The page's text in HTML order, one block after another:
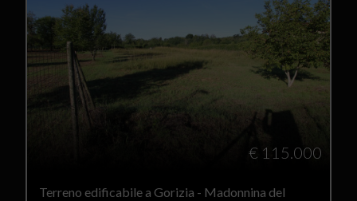
€ 115.000
Terreno edificabile a Gorizia - Madonnina del